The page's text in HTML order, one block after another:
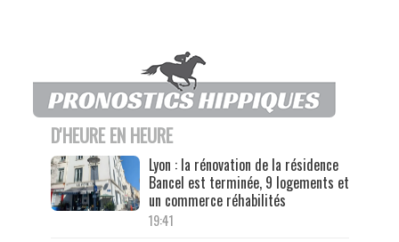
D'HEURE EN HEURE
Lyon : la rénovation de la résidence
Bancel est terminée, 9 logements et
un commerce réhabilités
19:41